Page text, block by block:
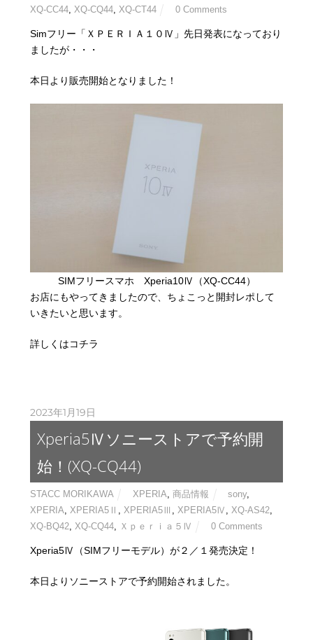
XQ-CC44, XQ-CQ44, XQ-CT44 0 Comments
Simフリー「ＸＰＥＲＩＡ１０Ⅳ」先日発表になっており
ましたが・・・
本日より販売開始となりました！
SIMフリースマホ Xperia10Ⅳ（XQ-CC44）
お店にもやってきましたので、ちょこっと開封レポして
いきたいと思います。
詳しくはコチラ
2023年1月19日
Xperia5Ⅳソニーストアで予約開
始！(XQ-CQ44)
STACC MORIKAWA XPERIA 商品情報 sony,
XPERIA
XPERIA5Ⅱ XPERIA5Ⅲ XPERIA5Ⅳ XQ-AS42,
XQ-BQ42, XQ-CQ44, Ｘｐｅｒｉａ５Ⅳ 0 Comments
Xperia5Ⅳ（SIMフリーモデル）が２／１発売決定！
本日よりソニーストアで予約開始されました。